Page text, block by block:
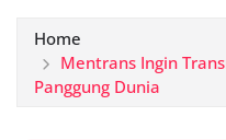
Home
Mentrans Ingin
Panggung Dunia